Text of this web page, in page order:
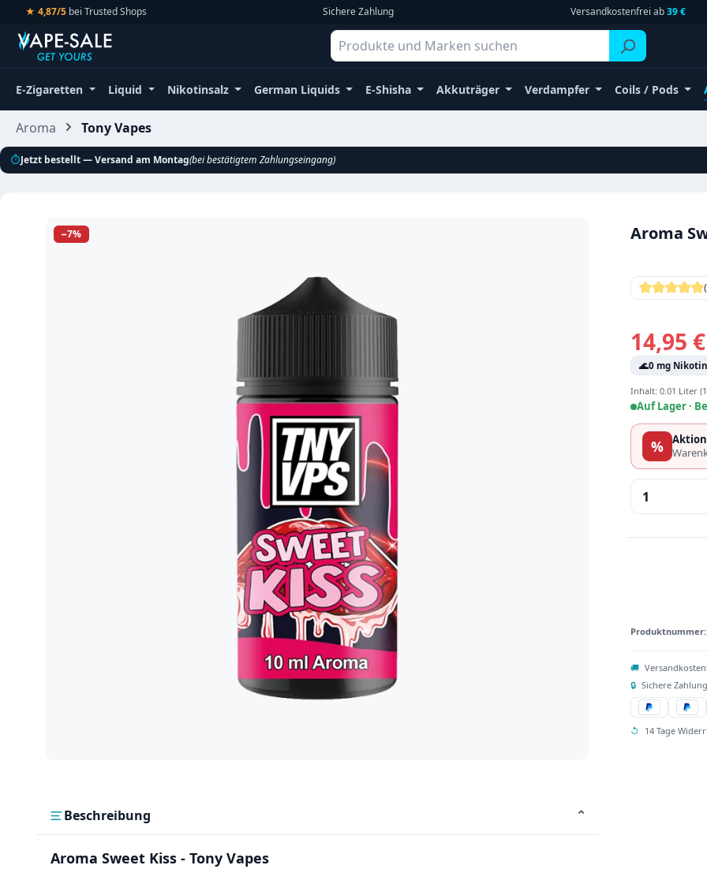
Hauptinhalt springen
Zur Suche springen
Zur Hauptnavigation springen
★ 4,87/5 bei Trusted Shops Sichere Zahlung Versandkostenfrei ab39 €
E-Zigaretten Liquid Nikotinsalz German Liquids E-Shisha Akkuträger Verdampfer Coils / Pods
Aroma Tony Vapes
⏱Jetzt bestellt — Versand am Montag(bei bestätigtem Zahlungseingang)
Bildergalerie überspringen
−7%
Beschreibung ⌄
Aroma Sweet Kiss - Tony Vapes
Aroma
14,95 €
🌊0 mg Nikotin
Inhalt: 0.01 Liter
Auf Lager ·
%
Produkt
Produktnummer:
🚚
🔒 Sichere
↺ 14 Tage